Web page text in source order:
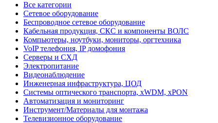
Все категории
Сетевое оборудование
Беспроводное сетевое оборудование
Кабельная продукция, СКС и компоненты ВОЛС
Компьютеры, ноутбуки, мониторы, оргтехника
VoIP телефония, IP домофония
Серверы и СХД
Электропитание
Видеонаблюдение
Инженерная инфраструктура, ЦОД
Системы оптического транспорта, xWDM, xPON
Автоматизация и мониторинг
Инструмент/Материалы для монтажа
Телевизионное оборудование